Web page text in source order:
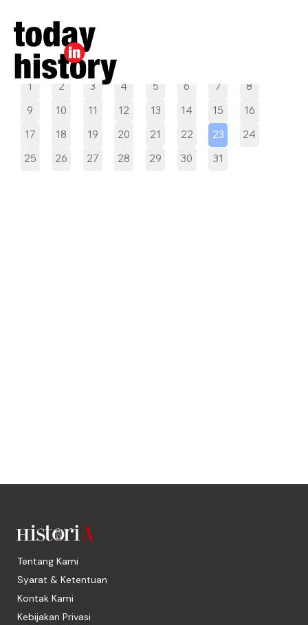
Pilih tanggal
1 2 3 4 5 6 7
8
9
10 11 12 13 14 15
16
17
18 19 20 21 22 23
24
25
26 27 28 29 30 31
Tentang Kami
Syarat & Ketentuan
Kontak Kami
Kebijakan Privasi